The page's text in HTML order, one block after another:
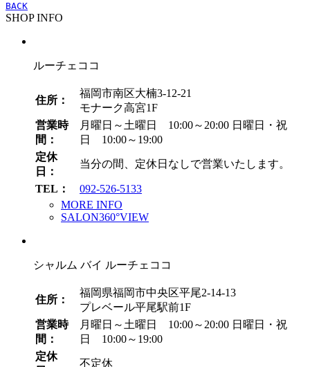
ー
カ
BACK
SHOP INFO
ルーチェココ
住所：
福岡市南区大楠3-12-21
モナーク高宮1F
営業時
間：
月曜日～土曜日 10:00～20:00 日曜日・祝
日 10:00～19:00
定休
日：
当分の間、定休日なしで営業いたします。
TEL：
092-526-5133
MORE INFO
SALON360°VIEW
シャルム バイ ルーチェココ
住所：
福岡県福岡市中央区平尾2-14-13
プレベール平尾駅前1F
営業時
間：
月曜日～土曜日 10:00～20:00 日曜日・祝
日 10:00～19:00
定休
不定休